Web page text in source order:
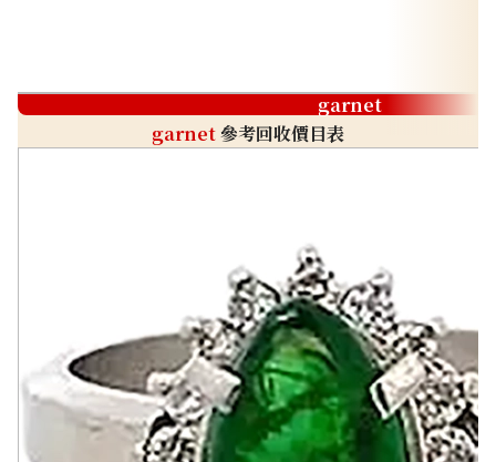
garnet
garnet參考回收價目表